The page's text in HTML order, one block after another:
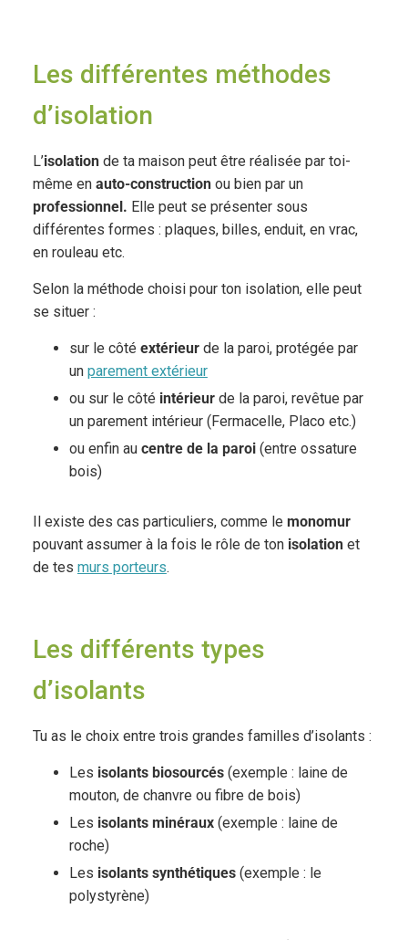
Les différentes méthodes
d’isolation
L’isolationde ta maison peut être réalisée par toi-
même en auto-constructionou bien par un
professionnel. Elle peut se présenter sous
différentes formes : plaques, billes, enduit, en vrac,
en rouleau etc.
Selon la méthode choisi pour ton isolation, elle peut
se situer :
sur le côté extérieurde la paroi, protégée par
un parement extérieur
ou sur le côté intérieurde la paroi, revêtue par
un parement intérieur (Fermacelle, Placo etc.)
ou enfin au centre de la paroi(entre ossature
bois)
Il existe des cas particuliers, comme le monomur
pouvant assumer à la fois le rôle de ton isolationet
de tes murs porteurs.
Les différents types
d’isolants
Tu as le choix entre trois grandes familles d’isolants :
Les isolants biosourcés(exemple : laine de
mouton, de chanvre ou fibre de bois)
Les isolants minéraux(exemple : laine de
roche)
Les isolants synthétiques(exemple : le
polystyrène)